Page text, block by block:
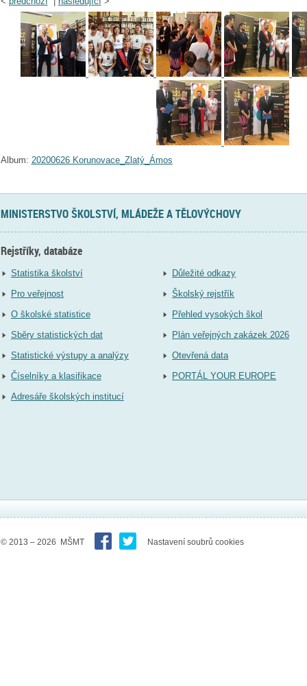
Album: 20200626 Korunovace_Zlatý_Ámos
MINISTERSTVO ŠKOLSTVÍ, MLÁDEŽE A TĚLOVÝCHOVY
Rejstříky, databáze
Statistika školství
Pro veřejnost
O školské statistice
Sběry statistických dat
Statistické výstupy a analýzy
Číselníky a klasifikace
Adresáře školských institucí
Důležité odkazy
Školský rejstřík
Přehled vysokých škol
Plán veřejných zakázek 2026
Otevřená data
PORTÁL YOUR EUROPE
© 2013 – 2026 MŠMT Nastavení soubrů cookies